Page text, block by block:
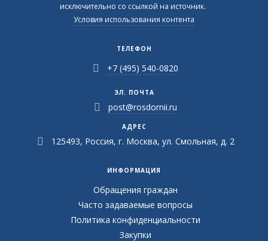
исключительно со ссылкой на источник.
Условия использования контента
ТЕЛЕФОН
+7 (495) 540-0820
ЭЛ. ПОЧТА
post@rosdornii.ru
АДРЕС
125493, Россия, г. Москва, ул. Смольная, д. 2
ИНФОРМАЦИЯ
Обращения граждан
Часто задаваемые вопросы
Политика конфиденциальности
Закупки